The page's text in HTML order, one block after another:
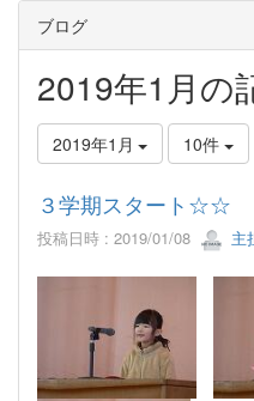
ブログ
2019年1月の
2019年1月 10件
３学期スタート☆☆
投稿日時 : 2019/01/08 主